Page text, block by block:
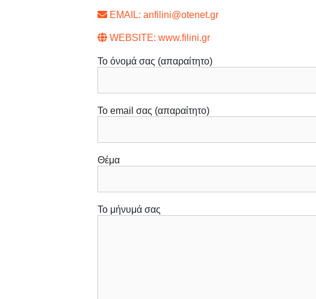
EMAIL: anfilini@otenet.gr
WEBSITE: www.filini.gr
Το όνομά σας (απαραίτητο)
Το email σας (απαραίτητο)
Θέμα
Το μήνυμά σας